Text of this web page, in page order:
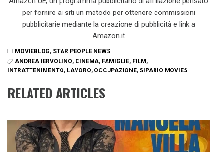
per fornire ai siti un metodo per ottenere commissioni
pubblicitarie mediante la creazione di pubblicità e link a
Amazon.it
MOVIEBLOG, STAR PEOPLE NEWS
ANDREA IERVOLINO, CINEMA, FAMIGLIE, FILM,
INTRATTENIMENTO, LAVORO, OCCUPAZIONE, SIPARIO MOVIES
RELATED ARTICLES